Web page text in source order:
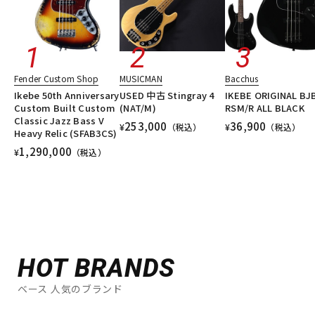
Fender Custom Shop
Ikebe 50th Anniversary
Custom Built Custom
Classic Jazz Bass V
Heavy Relic (SFAB3CS)
¥1,290,000 （税込）
MUSICMAN
USED 中古 Stingray 4
(NAT/M)
¥253,000 （税込）
Bacchus
IKEBE ORIGINAL
RSM/R ALL BLACK
¥36,900 （税込）
HOT BRANDS
ベース 人気のブランド